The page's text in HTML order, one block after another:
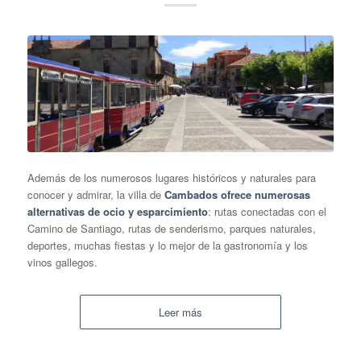
Además de los numerosos lugares históricos y naturales para
conocer y admirar, la villa de Cambados ofrece numerosas
alternativas de ocio y esparcimiento: rutas conectadas con el
Camino de Santiago, rutas de senderismo, parques naturales,
deportes, muchas fiestas y lo mejor de la gastronomía y los
vinos gallegos.
Leer más